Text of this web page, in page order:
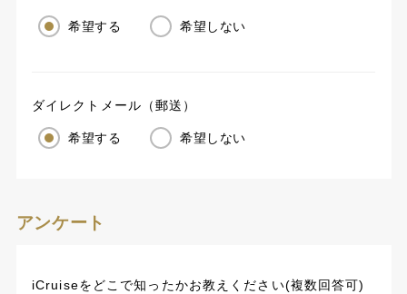
希望する 希望しない
ダイレクトメール（郵送）
希望する 希望しない
アンケート
iCruiseをどこで知ったかお教えください(複数回答可)